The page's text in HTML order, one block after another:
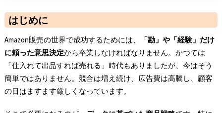
はじめに
Amazon販売の世界で成功するためには、
「勘」や「経験」だけ
に頼った意思決定から卒業しなければなりません。かつては
「仕入れて出品すれば売れる」時代もありましたが、今はそう
簡単ではありません。競合は増え続け、広告費は高騰し、顧客
の目はますます厳しくなっています。